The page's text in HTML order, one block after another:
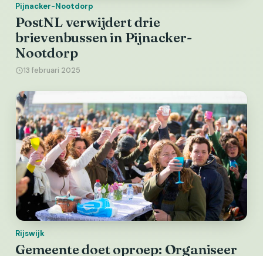
Pijnacker-Nootdorp
PostNL verwijdert drie
brievenbussen in Pijnacker-
Nootdorp
13 februari 2025
Rijswijk
Gemeente doet oproep: Organiseer